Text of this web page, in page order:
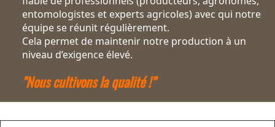
entomologistes et experts agricoles) avec qui notre
équipe se réunit régulièrement.
Cela permet de maintenir notre production à un
niveau d’exigence élevé.
"Nous cultivons la qualité !”